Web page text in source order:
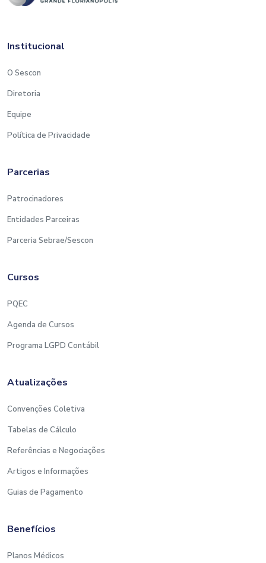
Institucional
O Sescon
Diretoria
Equipe
Política de Privacidade
Parcerias
Patrocinadores
Entidades Parceiras
Parceria Sebrae/Sescon
Cursos
PQEC
Agenda de Cursos
Programa LGPD Contábil
Atualizações
Convenções Coletiva
Tabelas de Cálculo
Referências e Negociações
Artigos e Informações
Guias de Pagamento
Benefícios
Planos Médicos